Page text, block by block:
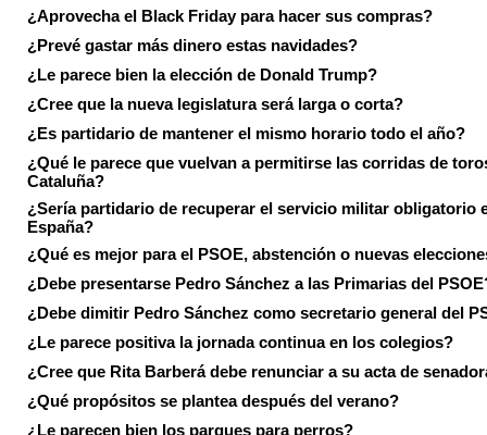
¿Aprovecha el Black Friday para hacer sus compras?
¿Prevé gastar más dinero estas navidades?
¿Le parece bien la elección de Donald Trump?
¿Cree que la nueva legislatura será larga o corta?
¿Es partidario de mantener el mismo horario todo el año?
¿Qué le parece que vuelvan a permitirse las corridas de
Cataluña?
¿Sería partidario de recuperar el servicio militar obligatorio
España?
¿Qué es mejor para el PSOE, abstención o nuevas
¿Debe presentarse Pedro Sánchez a las Primarias del
¿Debe dimitir Pedro Sánchez como secretario general del
¿Le parece positiva la jornada continua en los colegios?
¿Cree que Rita Barberá debe renunciar a su acta de
¿Qué propósitos se plantea después del verano?
¿Le parecen bien los parques para perros?